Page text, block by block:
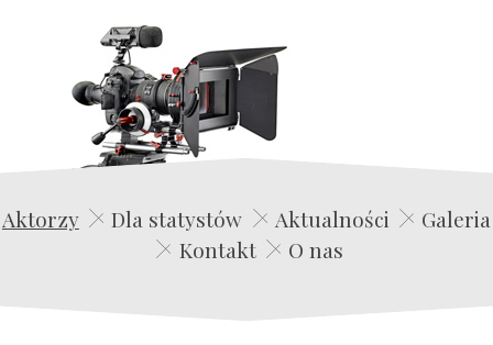
Edwin Film Agencja Aktorska
Aktorzy Dla statystów Aktualności
Galeria
Kontakt
O nas